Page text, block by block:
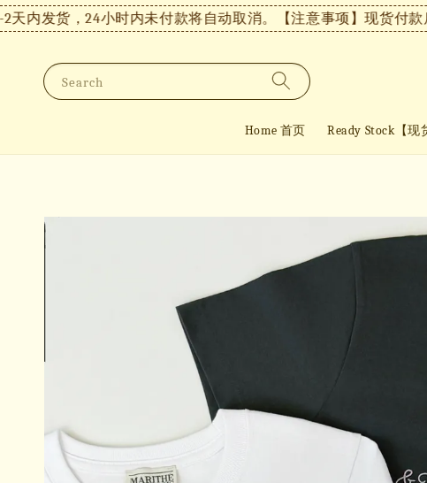
货，24小时内未付款将自动取消。【注意事项】现货付款后1-2
Search
Home 首页 Ready Stock【现